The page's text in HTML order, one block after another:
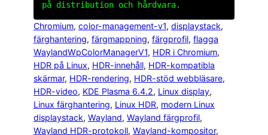
på distribution och hårdvara.
Chromium, color-management-v1, displaystack
färghantering, färgmappning, färgprofil, flagga
WaylandWpColorManagerV1, HDR i Chromium
HDR på Linux, HDR-innehåll, HDR-kompatibla
skärmar, HDR-rendering, HDR-stöd webbläsare
HDR-video, KDE Plasma 6.4.2, Linux display
Linux färghantering, Linux HDR, modern Linux
displaystack, Wayland, Wayland färgprofil
Wayland HDR-protokoll, Wayland-kompositor